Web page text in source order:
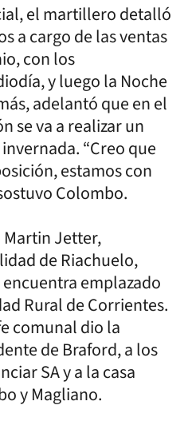
el martillero detalló
a cargo de las ventas
con los
y luego la Noche
adelantó que en el
se va a realizar un
“Creo que
estamos con
Colombo.
Jetter,
de Riachuelo,
emplazado
Rural de Corrientes.
comunal dio la
de Braford, a los
SA y a la casa
y Magliano.